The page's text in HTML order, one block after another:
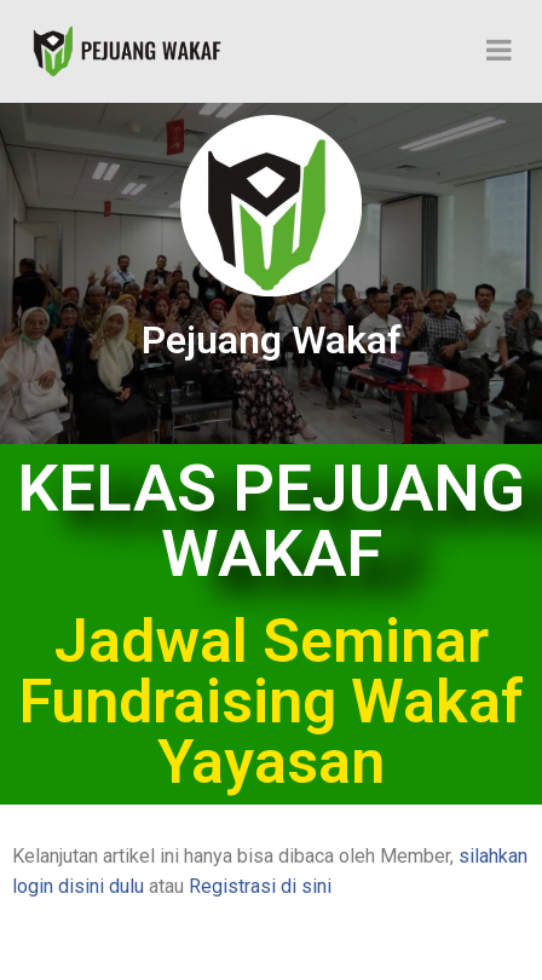
Pejuang Wakaf
KELAS PEJUANG
WAKAF
Jadwal Seminar
Fundraising Wakaf
Yayasan
Kelanjutan artikel ini hanya bisa dibaca oleh Member, silahkan
login disini dulu atau Registrasi di sini